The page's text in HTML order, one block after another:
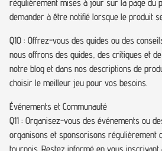
régulièrement mises à jour sur la page du
demander à être notifié lorsque le produit
Q10 : Offrez-vous des guides ou des
nous offrons des guides, des critiques et
notre blog et dans nos descriptions de
choisir le meilleur jeu pour vos besoins.
Événements et Communauté
Q11 : Organisez-vous des événements ou
organisons et sponsorisons régulièrement